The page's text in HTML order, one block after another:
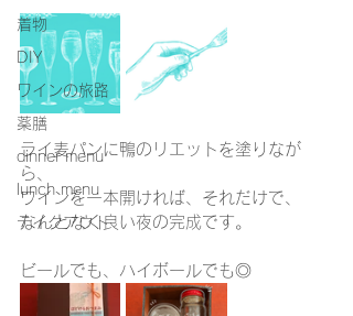
着物
DIY
ワインの旅路
薬膳
dinner menu
lunch menu
テイクアウト
ライ麦パンに鴨のリエットを塗りなが
ら、
ワインを一本開ければ、それだけで、
なんとなく良い夜の完成です。
ビールでも、ハイボールでも◎